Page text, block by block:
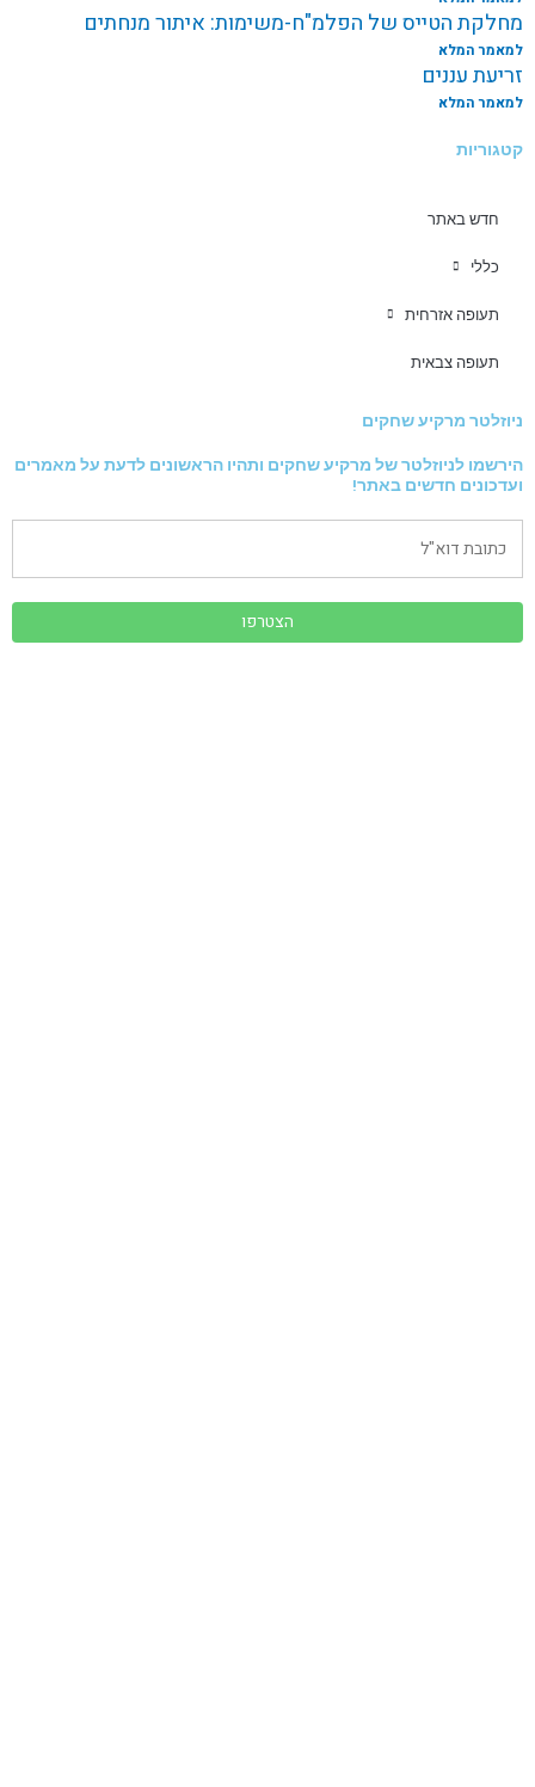
מחלקת הטייס של הפלמ"ח-משימות: איתור מנחתים
למאמר המלא
זריעת עננים
למאמר המלא
קטגוריות
חדש באתר
כללי
תעופה אזרחית
תעופה צבאית
ניוזלטר מרקיע שחקים
הירשמו לניוזלטר של מרקיע שחקים ותהיו הראשונים לדעת על מאמרים
ועדכונים חדשים באתר!